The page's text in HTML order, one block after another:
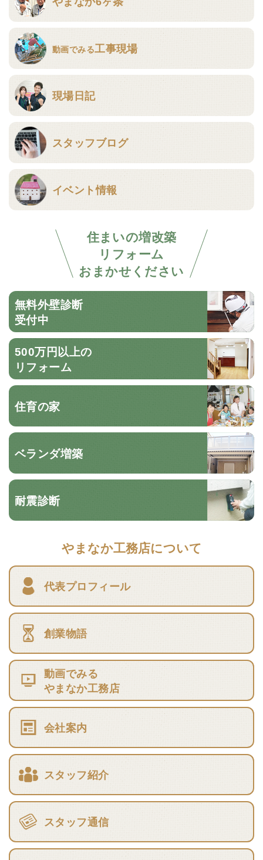
動画でみる工事現場
現場日記
スタッフブログ
イベント情報
住まいの増改築
リフォーム
おまかせください
無料外壁診断
受付中
500万円以上の
リフォーム
住育の家
ベランダ増築
耐震診断
やまなか工務店について
代表プロフィール
創業物語
動画でみる
やまなか工務店
会社案内
スタッフ紹介
スタッフ通信